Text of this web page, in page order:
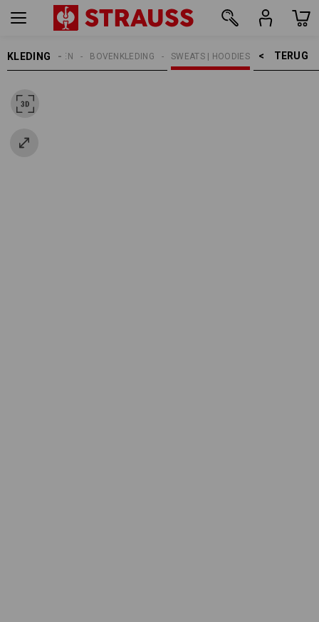
KLEDING TERUG    >
SWEATS | HOODIES
BOVENKLEDING
KINDEREN